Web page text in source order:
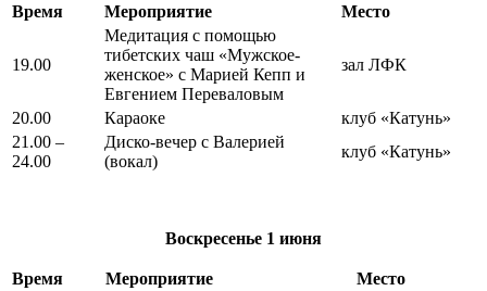
Время Мероприятие Место
19.00
Медитация с помощью
тибетских чаш «Мужское-
женское» с Марией Кепп и
Евгением Переваловым
зал ЛФК
20.00 Караоке
клуб «Катунь»
21.00 –
24.00
Диско-вечер с Валерией
(вокал)
клуб «Катунь»
Воскресенье 1 июня
Время Мероприятие
Место